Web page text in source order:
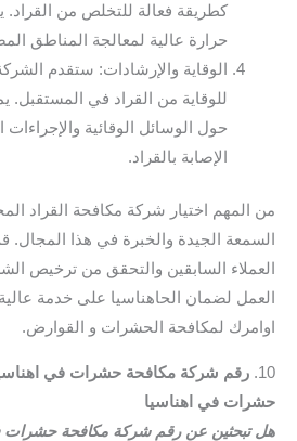
كطريقة فعالة للتخلص من القراد.
حرارة عالية لمعالجة المناطق
الوقاية والإرشادات: ستقدم
للوقاية من القراد في المستقبل.
حول الوسائل الوقائية
الإصابة بالقراد.
من المهم اختيار شركة مكافحة القراد
السمعة الجيدة والخبرة في هذا
العملاء السابقين والتحقق من ترخيص
العمل لضمان الحاهناسيا على خدمة
اوامرك لمكافحة الحشرات و القوارض.
10. رقم شركة مكافحة حشرات في
حشرات في اهناسيا
هل تبحثين عن رقم شركة مكافحة حشرات